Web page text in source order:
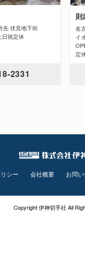
先 伏見地下街
日祝定休
2331
則
名
イ
定
シー 会社概要 お問
Copyright 伊神切手社 All